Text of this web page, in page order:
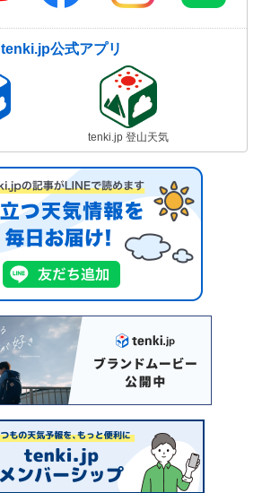
tenki.jp公式アプリ
tenki.jp 登山天気